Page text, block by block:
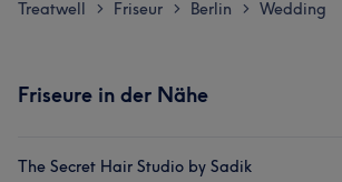
Treatwell > Friseur > Berlin > Wedding
Friseure in der Nähe
The Secret Hair Studio by Sadik